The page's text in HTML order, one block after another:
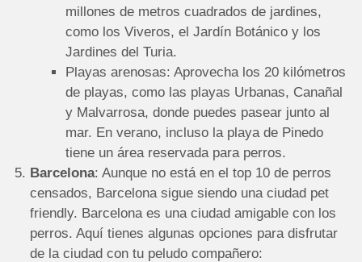
millones de metros cuadrados de jardines,
como los Viveros, el Jardín Botánico y los
Jardines del Turia.
Playas arenosas: Aprovecha los 20 kilómetros
de playas, como las playas Urbanas, Canañal
y Malvarrosa, donde puedes pasear junto al
mar. En verano, incluso la playa de Pinedo
tiene un área reservada para perros.
Barcelona: Aunque no está en el top 10 de perros
censados, Barcelona sigue siendo una ciudad pet
friendly. Barcelona es una ciudad amigable con los
perros. Aquí tienes algunas opciones para disfrutar
de la ciudad con tu peludo compañero: